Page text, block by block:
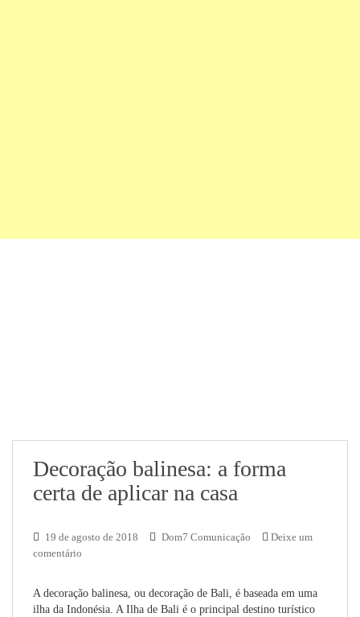
Decoração balinesa: a forma
certa de aplicar na casa
19 de agosto de 2018 Dom7 Comunicação
Deixe um
comentário
A decoração balinesa, ou decoração de Bali, é baseada em uma
ilha da Indonésia. A Ilha de Bali é o principal destino turístico